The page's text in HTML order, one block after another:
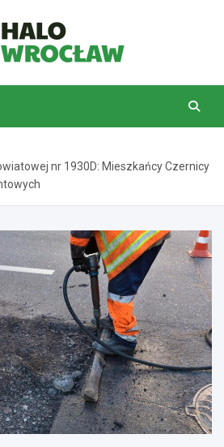
nr 1930D: Mieszkańcy Czernicy